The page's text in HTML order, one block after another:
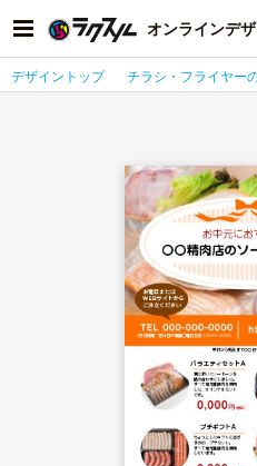
オンラインデ
デザイントップ チラシ・フライヤー